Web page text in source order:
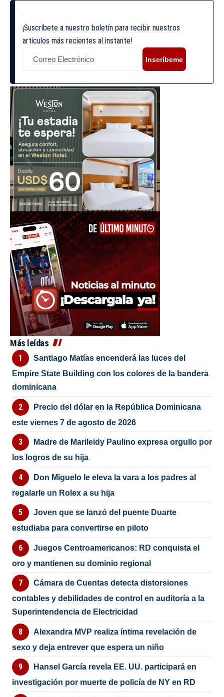
¡Suscríbete a nuestro boletín para recibir nuestros
artículos más recientes al instante!
Inscríbeme
Más leídas
Santiago Matías encenderá las luces del
Empire State Building con los colores de la bandera
dominicana
Precio del dólar en la República Dominicana
este viernes 7 de agosto de 2026
Madre de Marileidy Paulino expresa orgullo por
los logros de su hija
Don Miguelo le eleva la vara a los padres al
regalarle un Rolex a su hija
Joven que se lanzó del puente Duarte
estudiaba para convertirse en piloto
Juegos Centroamericanos: RD conquista el
oro y mantienen su dominio regional
Cámara de Cuentas detecta distorsiones
contables y debilidades de control en auditoría a la
Superintendencia de Electricidad
Alexandra MVP realiza íntima revelación de
sexo y deja entrever que espera un niño
Hansel García revela EE. UU. participará en
investigación por muerte de policía de NY en RD